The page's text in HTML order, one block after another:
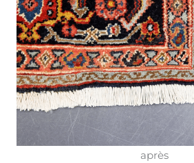
après